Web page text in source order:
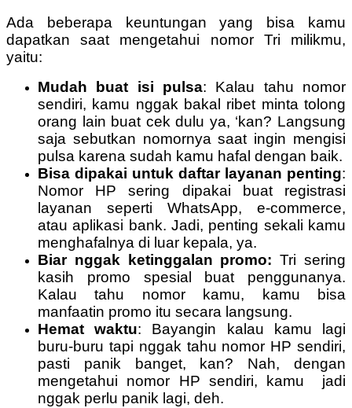
Ada beberapa keuntungan yang bisa kamu
dapatkan saat mengetahui nomor Tri milikmu,
yaitu:
Mudah buat isi pulsa: Kalau tahu nomor
sendiri, kamu nggak bakal ribet minta tolong
orang lain buat cek dulu ya, ‘kan? Langsung
saja sebutkan nomornya saat ingin mengisi
pulsa karena sudah kamu hafal dengan baik.
Bisa dipakai untuk daftar layanan penting:
Nomor HP sering dipakai buat registrasi
layanan seperti WhatsApp, e-commerce,
atau aplikasi bank. Jadi, penting sekali kamu
menghafalnya di luar kepala, ya.
Biar nggak ketinggalan promo: Tri sering
kasih promo spesial buat penggunanya.
Kalau tahu nomor kamu, kamu bisa
manfaatin promo itu secara langsung.
Hemat waktu: Bayangin kalau kamu lagi
buru-buru tapi nggak tahu nomor HP sendiri,
pasti panik banget, kan? Nah, dengan
mengetahui nomor HP sendiri, kamu jadi
nggak perlu panik lagi, deh.